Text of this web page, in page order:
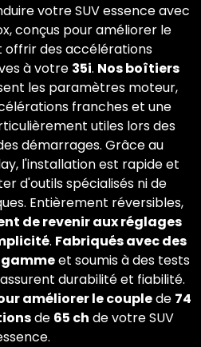
votre SUV essence avec
conçus pour améliorer le
des accélérations
à votre 35i. Nos boîtiers
les paramètres moteur,
franches et une
utiles lors des
démarrages. Grâce au
l'installation est rapide et
d'outils spécialisés ni de
Entièrement réversibles,
de revenir aux réglages
. Fabriqués avec des
et soumis à des tests
durabilité et fiabilité.
améliorer le couplede 74
de 65 ch de votre SUV